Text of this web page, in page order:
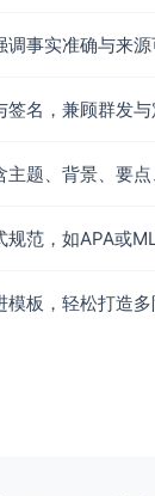
事实准确与来源
名，兼顾群发
题、背景、要
范，如APA或
板，轻松打造